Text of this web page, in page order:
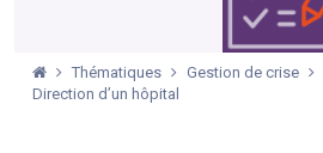
Thématiques Gestion de crise
Direction d’un hôpital